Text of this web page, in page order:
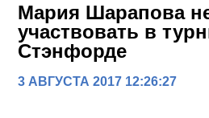
Мария Шарапова
участвовать в
Стэнфорде
3 АВГУСТА 2017 12:26:27